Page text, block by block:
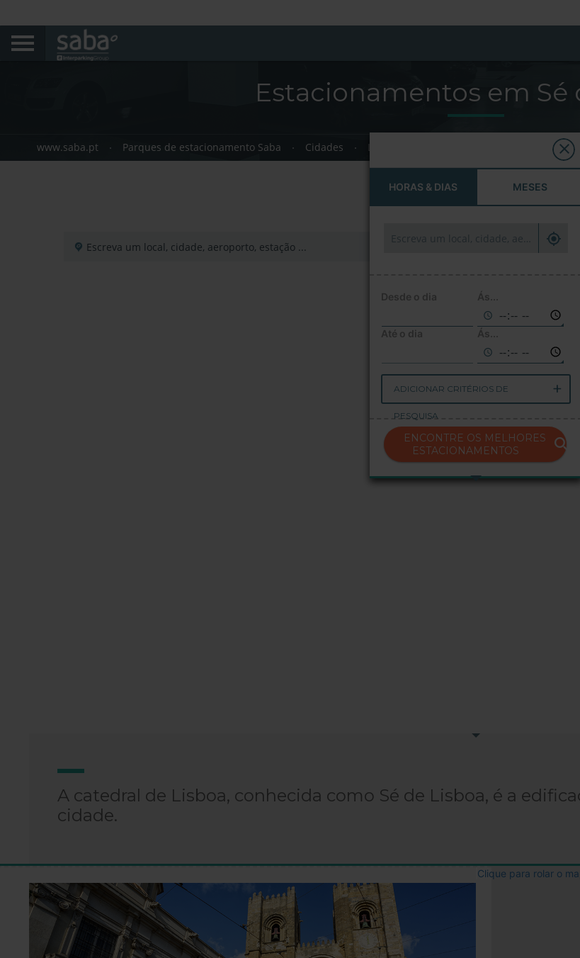
Estacionamentos em Sé
www.saba.pt Parques de estacionamento Saba Cidades Lisboa
HORAS & DIAS MESES
Desde o dia Ás...
Até o dia Ás...
ADICIONAR CRITÉRIOS DE
PESQUISA
ENCONTRE OS MELHORES
ESTACIONAMENTOS
A catedral de Lisboa, conhecida como Sé de Lisboa, é a
cidade.
Clique para rolar o